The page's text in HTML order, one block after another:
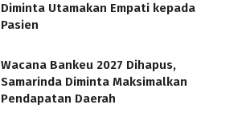
Diminta Utamakan Empati kepada
Pasien
Wacana Bankeu 2027 Dihapus,
Samarinda Diminta Maksimalkan
Pendapatan Daerah